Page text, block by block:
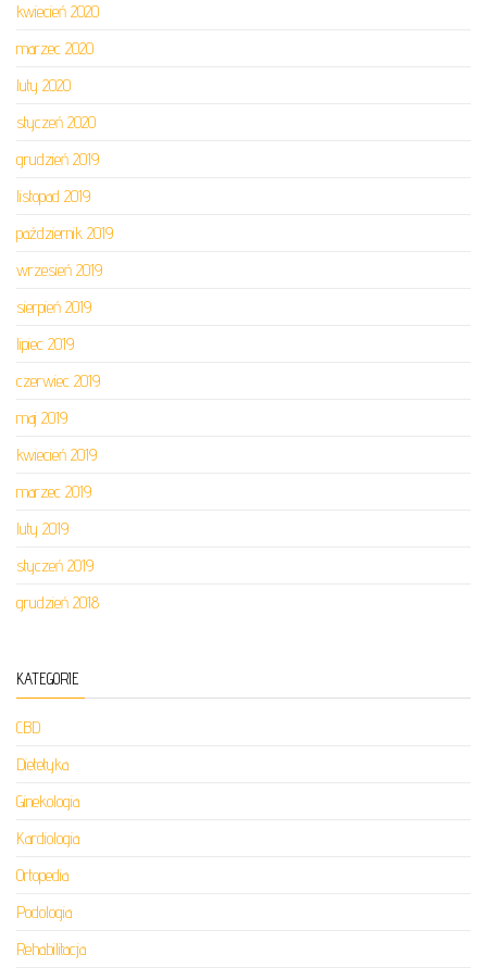
kwiecień 2020
marzec 2020
luty 2020
styczeń 2020
grudzień 2019
listopad 2019
październik 2019
wrzesień 2019
sierpień 2019
lipiec 2019
czerwiec 2019
maj 2019
kwiecień 2019
marzec 2019
luty 2019
styczeń 2019
grudzień 2018
KATEGORIE
CBD
Dietetyka
Ginekologia
Kardiologia
Ortopedia
Podologia
Rehabilitacja